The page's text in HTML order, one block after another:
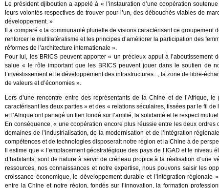
Le président djiboutien a appelé à « l’instauration d’une coopération
leurs volontés respectives de trouver pour l’un, des débouchés viables de
développement. »
Il a comparé « la communauté plurielle de visions caractérisant ce groupement
renforcer le multilatéralisme et les principes d’améliorer la participation des
réformes de l’architecture internationale ».
Pour lui, les BRICS peuvent apporter « un précieux appui à
salue « le rôle important que les BRICS peuvent jouer dans le soutien de
l’investissement et le développement des infrastructures..., la zone de libre-
de valeurs et d’économies ».
Lors d’une rencontre entre des représentants de la Chine et de l’Afrique,
caractérisant les deux parties » et des « relations séculaires, tissées par le fil
et l’Afrique ont partagé un lien fondé sur l’amitié, la solidarité et le respect
En conséquence, « une coopération encore plus réussie entre les deux
domaines de l’industrialisation, de la modernisation et de l’intégration
compétences et de technologies disposerait notre région et la Chine à de
Il estime que « l’emplacement géostratégique des pays de l’IGAD et le
d’habitants, sont de nature à servir de créneau propice à la réalisation
ressources, nos connaissances et notre expertise, nous pouvons saisir les
croissance économique, le développement durable et l’intégration
entre la Chine et notre région, fondés sur l’innovation, la formation